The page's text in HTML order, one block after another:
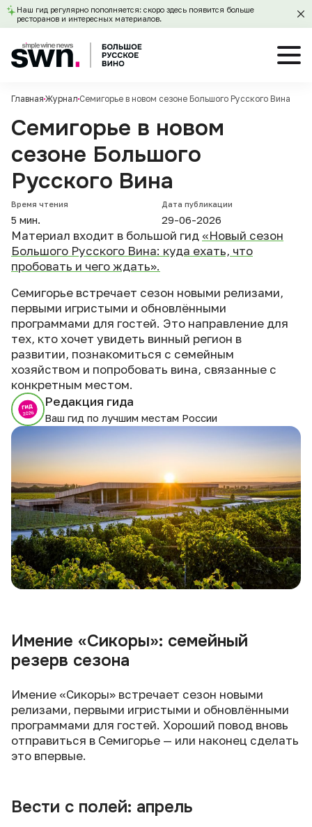
Наш гид регулярно пополняется: скоро здесь появится больше
ресторанов и интересных материалов.
Главная Журнал Семигорье в новом сезоне Большого Русского Вина
Семигорье в новом
сезоне Большого
Русского Вина
Время чтения
5 мин.
Дата публикации
29-06-2026
Материал входит в большой гид «Новый сезон
Большого Русского Вина: куда ехать, что
пробовать и чего ждать».
Семигорье встречает сезон новыми релизами,
первыми игристыми и обновлёнными
программами для гостей. Это направление для
тех, кто хочет увидеть винный регион в
развитии, познакомиться с семейным
хозяйством и попробовать вина, связанные с
конкретным местом.
Редакция гида
Ваш гид по лучшим местам России
Имение «Сикоры»: семейный
резерв сезона
Имение «Сикоры» встречает сезон новыми
релизами, первыми игристыми и обновлёнными
программами для гостей. Хороший повод вновь
отправиться в Семигорье — или наконец сделать
это впервые.
Вести с полей: апрель